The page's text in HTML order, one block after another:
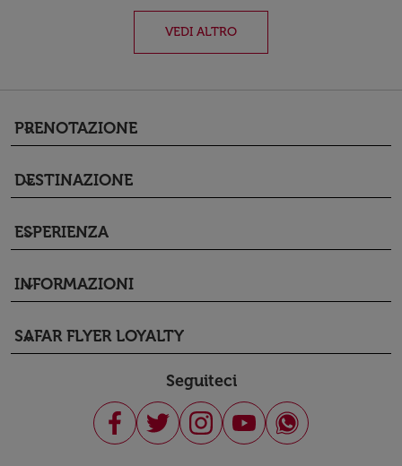
VEDI ALTRO
PRENOTAZIONE
keyboard_arrow_down
DESTINAZIONE
keyboard_arrow_down
ESPERIENZA
keyboard_arrow_down
INFORMAZIONI
keyboard_arrow_down
SAFAR FLYER LOYALTY
keyboard_arrow_down
Seguiteci